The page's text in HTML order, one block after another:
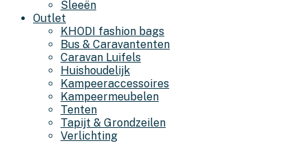
Sleeën
Outlet
KHODI fashion bags
Bus & Caravantenten
Caravan Luifels
Huishoudelijk
Kampeeraccessoires
Kampeermeubelen
Tenten
Tapijt & Grondzeilen
Verlichting